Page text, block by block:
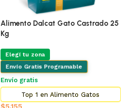
🔥ÚLTIMAS 4
Alimento Dalcat Adulto
25Kg+Pipeta5Kg+Gemon+Snack
Elegí tu zona
Envío Gratis Programable
Envío gratis
$5.150